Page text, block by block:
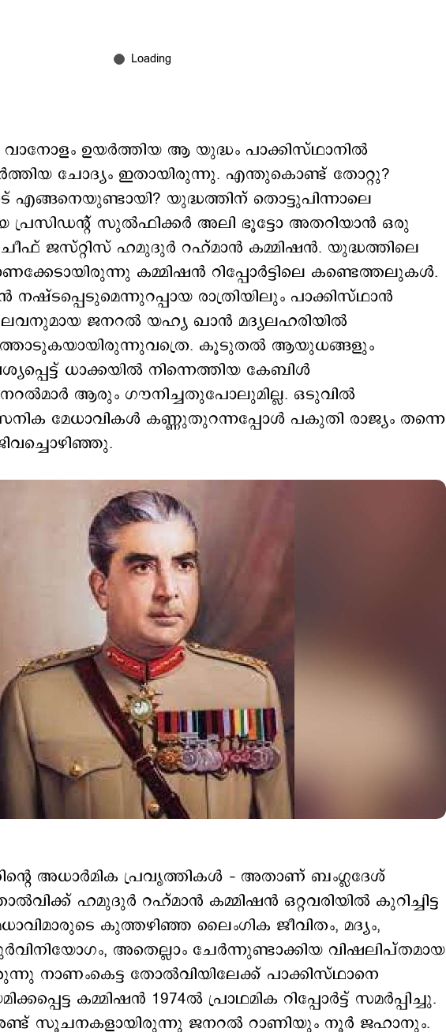
വാനോളം ഉയര്‍ത്തിയ ആ യുദ്ധം പാക്കിസ്ഥാനില്‍
ചോദ്യം ഇതായിരുന്നു. എന്തുകൊണ്ട് തോറ്റു?
എങ്ങനെയുണ്ടായി? യുദ്ധത്തിന് തൊട്ടുപിന്നാലെ
പ്രസിഡന്‍റ് സുല്‍ഫിക്കര്‍ അലി ഭൂട്ടോ അതറിയാന്‍ ഒരു
ചീഫ് ജസ്റ്റിസ് ഹമുദുര്‍ റഹ്മാന്‍ കമ്മിഷന്‍. യുദ്ധത്തിലെ
കമ്മിഷന്‍ റിപ്പോര്‍ട്ടിലെ കണ്ടെത്തലുകള്‍.
നഷ്ടപ്പെടുമെന്നുറപ്പായ രാത്രിയിലും പാക്കിസ്ഥാന്‍
ജനറല്‍ യഹ്യ ഖാന്‍ മദ്യലഹരിയില്‍
കൂടുതല്‍ ആയുധങ്ങളും
ധാക്കയില്‍ നിന്നെത്തിയ കേബിള്‍
ആരും ഗൗനിച്ചതുപോലുമില്ല. ഒടുവില്‍
മേധാവികള്‍ കണ്ണുതുറന്നപ്പോള്‍ പകുതി രാജ്യം തന്നെ
അധാര്‍മിക പ്രവൃത്തികള്‍ – അതാണ് ബംഗ്ലദേശ്
ഹമുദുര്‍ റഹ്മാന്‍ കമ്മിഷന്‍ ഒറ്റവരിയില്‍ കുറിച്ചിട്ട
കുത്തഴിഞ്ഞ ലൈംഗിക ജീവിതം, മദ്യം,
അതെല്ലാം ചേര്‍ന്നുണ്ടാക്കിയ വിഷലിപ്തമായ
നാണംകെട്ട തോല്‍വിയിലേക്ക് പാക്കിസ്ഥാനെ
കമ്മിഷന്‍ 1974ല്‍ പ്രാഥമിക റിപ്പോര്‍ട്ട് സമര്‍പ്പിച്ചു.
രണ്ട് സൂചനകളായിരുന്നു ജനറല്‍ റാണിയും നൂര്‍ ജഹാനും.